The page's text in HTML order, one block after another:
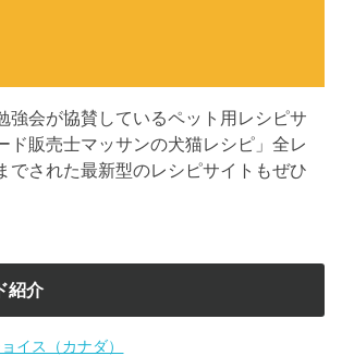
強会が協賛しているペット用レシピサ
ド販売士マッサンの犬猫レシピ」全レ
でされた最新型のレシピサイトもぜひ
紹介
イス（カナダ）